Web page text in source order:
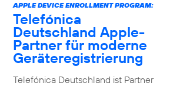
APPLE DEVICE ENROLLMENT PROGRAM:
Telefónica
Deutschland Apple-
Partner für moderne
Geräteregistrierung
Telefónica Deutschland ist Partner